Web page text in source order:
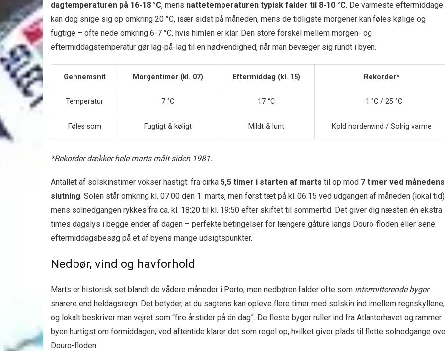
dagtemperaturen på 16-18 °C, mens nattetemperaturen typisk falder til 8-10 °C. De varmeste eftermiddage
kan dog snige sig op omkring 20 °C, især sidst på måneden, mens de tidligste morgener kan føles kølige og
fugtige – ofte nede omkring 6-7 °C, hvis himlen er klar. Den store forskel mellem morgen- og
eftermiddagstemperatur gør lag-på-lag til en nødvendighed, når man bevæger sig rundt i byen.
Gennemsnit Morgentimer (kl. 07) Eftermiddag (kl. 15) Rekorder*
Temperatur 7 °C 17 °C −1 °C / 25 °C
Føles som Fugtigt & køligt Mildt & lunt Kold nordenvind / Solrig varme
*Rekorder dækker hele marts målt siden 1981.
Antallet af solskinstimer vokser hastigt: fra cirka 5,5 timer i starten af marts til op mod 7 timer ved månedens
slutning. Solen står omkring kl. 07:00 den 1. marts, men først tæt på kl. 06:15 ved udgangen af måneden (lokal
mens solnedgangen rykkes fra ca. kl. 18:20 til kl. 19:50 efter skiftet til sommertid. Det giver dig næsten én ekstra
times dagslys i begge ender af dagen – perfekte betingelser for længere gåture langs Douro-floden eller sene
eftermiddagsbesøg på et af byens mange udsigtspunkter.
Nedbør, vind og havforhold
Marts er historisk set blandt de vådere måneder i Porto, men nedbøren falder ofte som intermitterende byger
snarere end heldagsregn. Det betyder, at du sagtens kan opleve flere timer med solskin ind imellem regnskyllene,
og lokalt beskriver man vejret som “fire årstider på én dag”. De fleste byger ruller ind fra Atlanterhavet og rammer
byen hurtigst om formiddagen; ved aftentide klarer det som regel op, hvilket giver plads til flotte solnedgange
Douro-floden.